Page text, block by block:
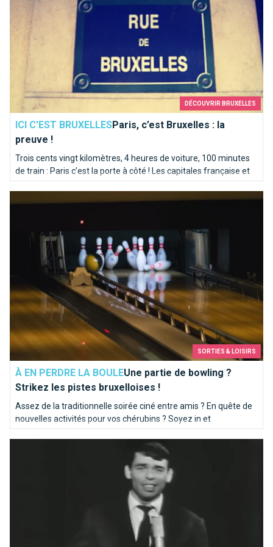
DÉCOUVRIR BRUXELLES
ICI C'EST BRUXELLESParis, c’est Bruxelles : la
preuve !
Trois cents vingt kilomètres, 4 heures de voiture, 100 minutes
de train : Paris c’est la porte à côté ! Les capitales française et
belge partagent bien plus qu’une rivière homonyme. Itinéraire
SORTIES & LOISIRS
À EN PERDRE LA BOULEUne partie de bowling ?
Strikez les pistes bruxelloises !
Assez de la traditionnelle soirée ciné entre amis ? En quête de
nouvelles activités pour vos chérubins ? Soyez in et
programmez-vous une soirée bowling. Brusselslife a
sélectionné pour vous les meilleures pistes de la capitale.
Une partie de bowling ? Strikez les pistes bruxelloises !